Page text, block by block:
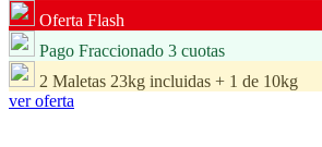
Oferta Flash
Pago Fraccionado 3 cuotas
2 Maletas 23kg incluidas + 1 de 10kg
ver oferta